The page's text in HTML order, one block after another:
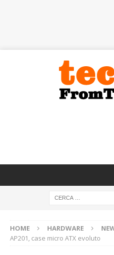
HOME HARDWARE
AP201, case micro ATX evoluto